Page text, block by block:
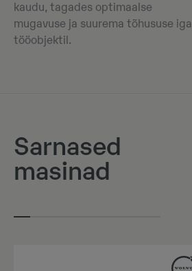
kaudu, tagades optimaalse
mugavuse ja suurema tõhususe igal
tööobjektil.
Sarnased
masinad